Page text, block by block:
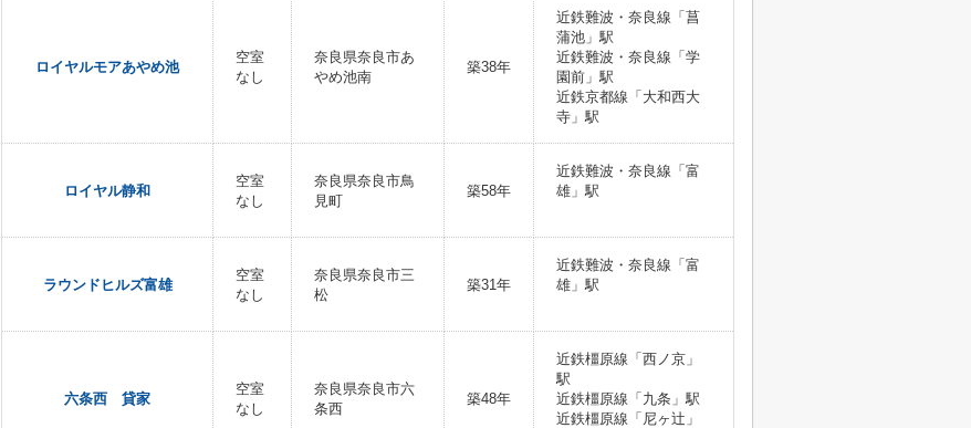
ロイヤルモアあやめ池
空室
なし
奈良県奈良市あ
やめ池南
築38年
近鉄難波・奈良線「菖
蒲池」駅
近鉄難波・奈良線「学
園前」駅
近鉄京都線「大和西大
寺」駅
ロイヤル静和
空室
なし
奈良県奈良市鳥
見町
築58年
近鉄難波・奈良線「富
雄」駅
ラウンドヒルズ富雄
空室
なし
奈良県奈良市三
松
築31年
近鉄難波・奈良線「富
雄」駅
六条西 貸家
空室
なし
奈良県奈良市六
条西
築48年
近鉄橿原線「西ノ京」
駅
近鉄橿原線「九条」駅
近鉄橿原線「尼ヶ辻」